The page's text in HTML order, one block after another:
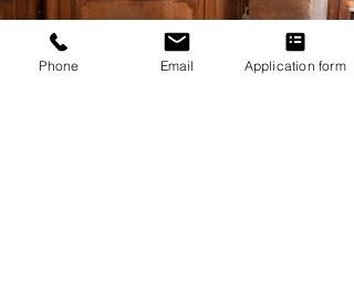
Phone Email Application form